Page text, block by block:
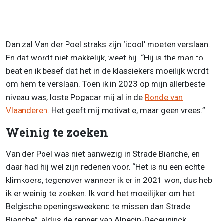
Dan zal Van der Poel straks zijn ‘idool’ moeten verslaan.
En dat wordt niet makkelijk, weet hij. “Hij is the man to
beat en ik besef dat het in de klassiekers moeilijk wordt
om hem te verslaan. Toen ik in 2023 op mijn allerbeste
niveau was, loste Pogacar mij al in de Ronde van
Vlaanderen. Het geeft mij motivatie, maar geen vrees.”
Weinig te zoeken
Van der Poel was niet aanwezig in Strade Bianche, en
daar had hij wel zijn redenen voor. “Het is nu een echte
klimkoers, tegenover wanneer ik er in 2021 won, dus heb
ik er weinig te zoeken. Ik vond het moeilijker om het
Belgische openingsweekend te missen dan Strade